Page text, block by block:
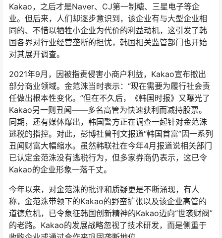
Kakao，之后才是Naver、CJ第一制糖、三星电子等企
业。但后来，人们却逐步意识到，该企业有与大型企业相
同的、不惜以牺牲小企业为代价的利益动机，这引发了韩
国各界对行业经营垄断的担忧，韩国相关监管部门也开始
对其展开调查。
2021年9月，因被指责侵害小商户利益，Kakao宣布撤出
部分商业领域。金范洙当时表示：“现在需要为履行社会责
任做出根本性变化。”但在不久后，《韩国时报》又曝光了
Kakao另一则丑闻——多名高管为快速获利而减持股票。
同期，还有媒体爆出，韩国警方正在调查一起针对金范洙
逃税的指控。对此，彭博社曾刊文报道“韩国首富”因一系列
丑闻财富大幅缩水。虽然韩联社在今年4月报道说相关部门
已认定金范洙没有逃税行为，但多家券商仍表示，这已令
Kakao的企业形象一落千丈。
今年以来，对金范洙的批评和质疑更是不断涌现，有人
称，金范洙带领下的Kakao的野蛮扩张以及该企业高管的
道德危机，已令象征韩国创新精神的Kakao迈向“世袭财阀”
的老路。Kakao的发展战略忽视了技术研发，而是侧重于